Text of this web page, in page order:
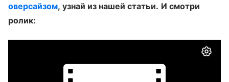
оверсайзом, узнай из нашей статьи. И смотри
ролик: